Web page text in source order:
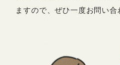
ますので、ぜひ一度お問い合